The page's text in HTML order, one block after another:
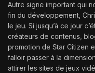
Autre signe important qui
fin du développement,
le jeu. Si jusqu’à ce jour
créateurs de contenus,
promotion de Star Citizen
falloir passer à la
attirer les sites de jeux